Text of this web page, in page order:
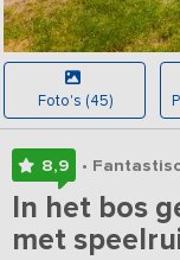
Foto's (45)
8,9 •
In het bos
met